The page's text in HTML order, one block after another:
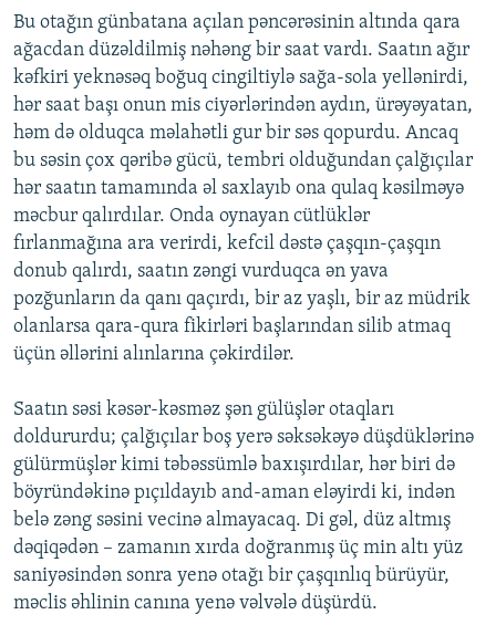
Bu otağın günbatana açılan pəncərəsinin altında qara
ağacdan düzəldilmiş nəhəng bir saat vardı. Saatın ağır
kəfkiri yeknəsəq boğuq cingiltiylə sağa-sola yellənirdi,
hər saat başı onun mis ciyərlərindən aydın, ürəyəyatan,
həm də olduqca məlahətli gur bir səs qopurdu. Ancaq
bu səsin çox qəribə gücü, tembri olduğundan çalğıçılar
hər saatın tamamında əl saxlayıb ona qulaq kəsilməyə
məcbur qalırdılar. Onda oynayan cütlüklər
fırlanmağına ara verirdi, kefcil dəstə çaşqın-çaşqın
donub qalırdı, saatın zəngi vurduqca ən yava
pozğunların da qanı qaçırdı, bir az yaşlı, bir az müdrik
olanlarsa qara-qura fikirləri başlarından silib atmaq
üçün əllərini alınlarına çəkirdilər.
Saatın səsi kəsər-kəsməz şən gülüşlər otaqları
doldururdu; çalğıçılar boş yerə səksəkəyə düşdüklərinə
gülürmüşlər kimi təbəssümlə baxışırdılar, hər biri də
böyründəkinə pıçıldayıb and-aman eləyirdi ki, indən
belə zəng səsini vecinə almayacaq. Di gəl, düz altmış
dəqiqədən – zamanın xırda doğranmış üç min altı yüz
saniyəsindən sonra yenə otağı bir çaşqınlıq bürüyür,
məclis əhlinin canına yenə vəlvələ düşürdü.